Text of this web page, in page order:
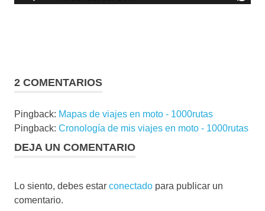
2 COMENTARIOS
Pingback: Mapas de viajes en moto - 1000rutas
Pingback: Cronología de mis viajes en moto - 1000rutas
DEJA UN COMENTARIO
Lo siento, debes estar conectado para publicar un
comentario.